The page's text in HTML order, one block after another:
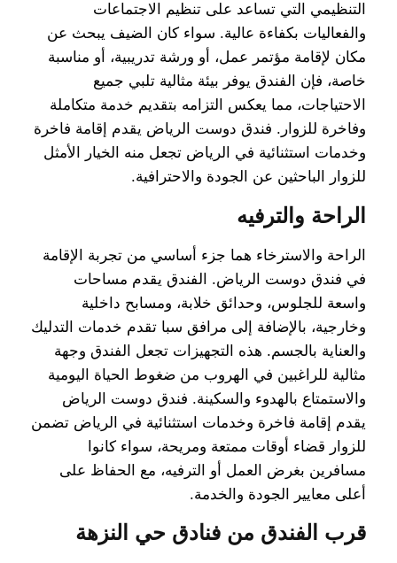
التنظيمي التي تساعد على تنظيم الاجتماعات
والفعاليات بكفاءة عالية. سواء كان الضيف يبحث عن
مكان لإقامة مؤتمر عمل، أو ورشة تدريبية، أو مناسبة
خاصة، فإن الفندق يوفر بيئة مثالية تلبي جميع
الاحتياجات، مما يعكس التزامه بتقديم خدمة متكاملة
وفاخرة للزوار. فندق دوست الرياض يقدم إقامة فاخرة
وخدمات استثنائية في الرياض تجعل منه الخيار الأمثل
للزوار الباحثين عن الجودة والاحترافية.
الراحة والترفيه
الراحة والاسترخاء هما جزء أساسي من تجربة الإقامة
في فندق دوست الرياض. الفندق يقدم مساحات
واسعة للجلوس، وحدائق خلابة، ومسابح داخلية
وخارجية، بالإضافة إلى مرافق سبا تقدم خدمات التدليك
والعناية بالجسم. هذه التجهيزات تجعل الفندق وجهة
مثالية للراغبين في الهروب من ضغوط الحياة اليومية
والاستمتاع بالهدوء والسكينة. فندق دوست الرياض
يقدم إقامة فاخرة وخدمات استثنائية في الرياض تضمن
للزوار قضاء أوقات ممتعة ومريحة، سواء كانوا
مسافرين بغرض العمل أو الترفيه، مع الحفاظ على
أعلى معايير الجودة والخدمة.
قرب الفندق من فنادق حي النزهة